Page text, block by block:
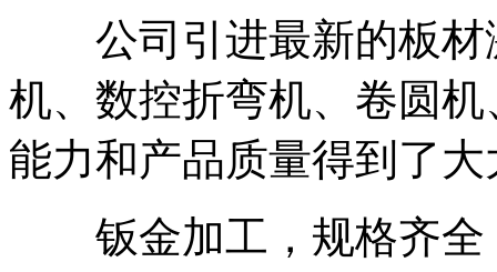
公司引进最新的板材
机、数控折弯机、卷圆
能力和产品质量得到了
钣金加工，规格齐全